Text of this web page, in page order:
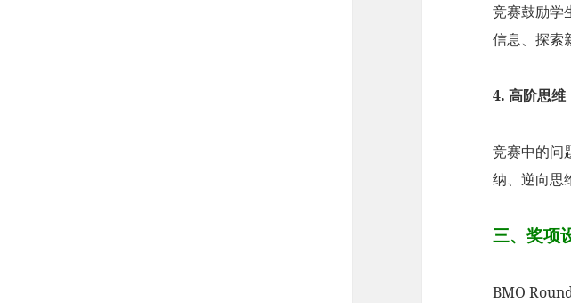
竞赛鼓励学
信息、探索
4. 高阶思维
竞赛中的问
纳、逆向思
三、奖项
BMO